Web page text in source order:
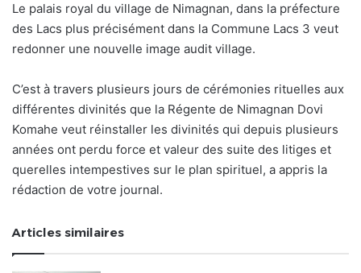
Le palais royal du village de Nimagnan, dans la préfecture
des Lacs plus précisément dans la Commune Lacs 3 veut
redonner une nouvelle image audit village.
C’est à travers plusieurs jours de cérémonies rituelles aux
différentes divinités que la Régente de Nimagnan Dovi
Komahe veut réinstaller les divinités qui depuis plusieurs
années ont perdu force et valeur des suite des litiges et
querelles intempestives sur le plan spirituel, a appris la
rédaction de votre journal.
Articles similaires